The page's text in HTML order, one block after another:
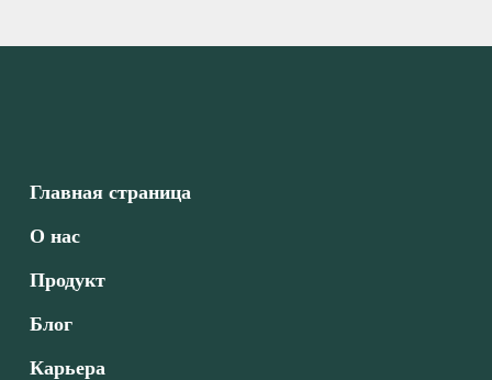
Главная страница
О нас
Продукт
Блог
Карьера